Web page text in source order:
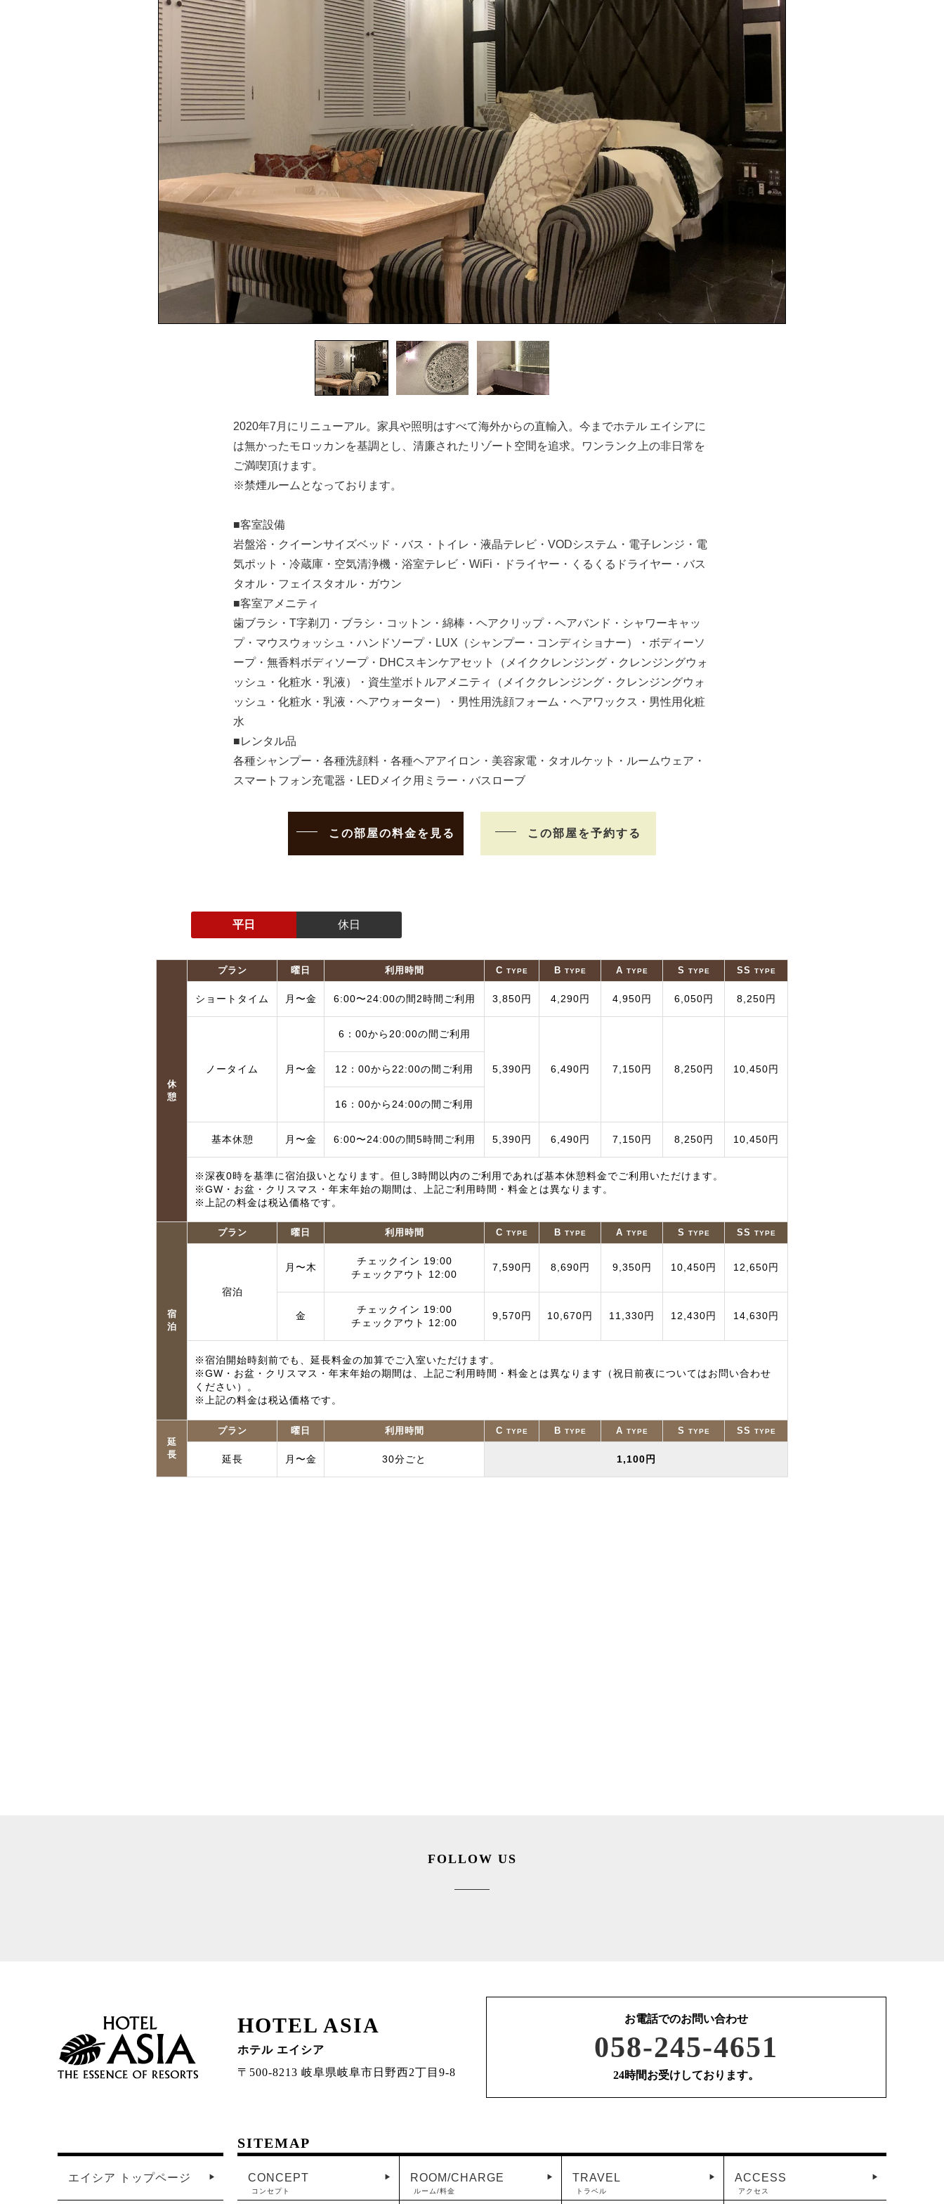
ASIA ROOM
2020年7月にリニューアル。家具や照明はすべて海外からの直輸入。今までホテル エイシアに
は無かったモロッカンを基調とし、清廉されたリゾート空間を追求。ワンランク上の非日常を
ご満喫頂けます。
※禁煙ルームとなっております。
■客室設備
岩盤浴・クイーンサイズベッド・バス・トイレ・液晶テレビ・VODシステム・電子レンジ・電
気ポット・冷蔵庫・空気清浄機・浴室テレビ・WiFi・ドライヤー・くるくるドライヤー・バス
タオル・フェイスタオル・ガウン
■客室アメニティ
歯ブラシ・T字剃刀・ブラシ・コットン・綿棒・ヘアクリップ・ヘアバンド・シャワーキャッ
プ・マウスウォッシュ・ハンドソープ・LUX（シャンプー・コンディショナー）・ボディーソ
ープ・無香料ボディソープ・DHCスキンケアセット（メイククレンジング・クレンジングウォ
ッシュ・化粧水・乳液）・資生堂ボトルアメニティ（メイククレンジング・クレンジングウォ
ッシュ・化粧水・乳液・ヘアウォーター）・男性用洗顔フォーム・ヘアワックス・男性用化粧
水
■レンタル品
各種シャンプー・各種洗顔料・各種ヘアアイロン・美容家電・タオルケット・ルームウェア・
スマートフォン充電器・LEDメイク用ミラー・バスローブ
この部屋の料金を見る この部屋を予約する
平日 休日
休
憩
プラン 曜日 利用時間 C TYPE B TYPE A TYPE S TYPE SS TYPE
ショートタイム 月〜金 6:00〜24:00の間2時間ご利用 3,850円 4,290円 4,950円 6,050円 8,250円
ノータイム 月〜金
6：00から20:00の間ご利用
5,390円 6,490円 7,150円 8,250円 10,450円
12：00から22:00の間ご利用
16：00から24:00の間ご利用
基本休憩 月〜金 6:00〜24:00の間5時間ご利用 5,390円 6,490円 7,150円 8,250円 10,450円
※深夜0時を基準に宿泊扱いとなります。但し3時間以内のご利用であれば基本休憩料金でご利用いただけます。
※GW・お盆・クリスマス・年末年始の期間は、上記ご利用時間・料金とは異なります。
※上記の料金は税込価格です。
宿
泊
プラン 曜日 利用時間 C TYPE B TYPE A TYPE S TYPE SS TYPE
宿泊
月〜木
チェックイン 19:00
チェックアウト 12:00
7,590円 8,690円 9,350円 10,450円 12,650円
金
チェックイン 19:00
チェックアウト 12:00
9,570円 10,670円 11,330円 12,430円 14,630円
※宿泊開始時刻前でも、延長料金の加算でご入室いただけます。
※GW・お盆・クリスマス・年末年始の期間は、上記ご利用時間・料金とは異なります（祝日前夜についてはお問い合わせ
ください）。
※上記の料金は税込価格です。
延
長
プラン 曜日 利用時間 C TYPE B TYPE A TYPE S TYPE SS TYPE
延長 月〜金 30分ごと 1,100円
FOLLOW US
HOTEL ASIA
ホテル エイシア
〒500-8213 岐阜県岐阜市日野西2丁目9-8
お電話でのお問い合わせ
058-245-4651
24時間お受けしております。
エイシア トップページ
SITEMAP
CONCEPT
コンセプト
ROOM/CHARGE
ルーム/料金
TRAVEL
トラベル
ACCESS
アクセス